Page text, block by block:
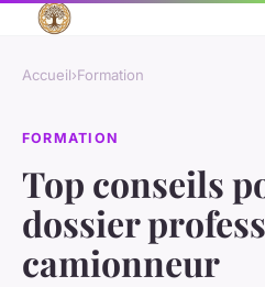
Accueil›Formation
FORMATION
Top conseils
dossier
camionneur